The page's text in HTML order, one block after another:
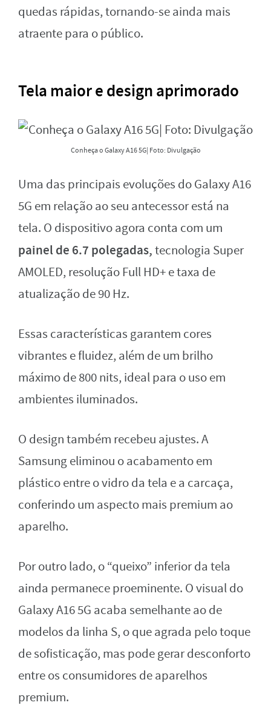
quedas rápidas, tornando-se ainda mais
atraente para o público.
Tela maior e design aprimorado
Conheça o Galaxy A16 5G| Foto: Divulgação
Uma das principais evoluções do Galaxy A16
5G em relação ao seu antecessor está na
tela. O dispositivo agora conta com um
painel de 6.7 polegadas,tecnologia Super
AMOLED, resolução Full HD+ e taxa de
atualização de 90 Hz.
Essas características garantem cores
vibrantes e fluidez, além de um brilho
máximo de 800 nits, ideal para o uso em
ambientes iluminados.
O design também recebeu ajustes. A
Samsung eliminou o acabamento em
plástico entre o vidro da tela e a carcaça,
conferindo um aspecto mais premium ao
aparelho.
Por outro lado, o “queixo” inferior da tela
ainda permanece proeminente. O visual do
Galaxy A16 5G acaba semelhante ao de
modelos da linha S, o que agrada pelo toque
de sofisticação, mas pode gerar desconforto
entre os consumidores de aparelhos
premium.